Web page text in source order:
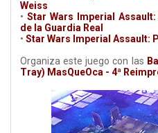
Weiss
• Star Wars Imperial
de la Guardia Real
• Star Wars Imperial Assault:
Organiza este juego con las
Tray) MasQueOca - 4ª